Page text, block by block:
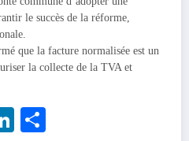
le succès de la réforme,
que la facture normalisée est un
la collecte de la TVA et
LinkedIn